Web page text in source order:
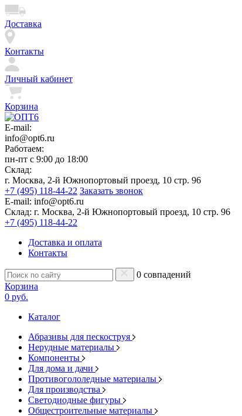
Доставка
Контакты
Личный кабинет
Корзина
E-mail:
info@opt6.ru
Работаем:
пн-пт с 9:00 до 18:00
Склад:
г. Москва, 2-й Южнопортовый проезд, 10 стр. 96
+7 (495) 118-44-22 Заказать звонок
E-mail: info@opt6.ru
Склад: г. Москва, 2-й Южнопортовый проезд, 10 стр. 96
+7 (495) 118-44-22
Доставка и оплата
Контакты
0 совпадений
Корзина
0 руб.
Каталог
Абразивы для пескоструя
Нерудные материалы
Компоненты
Для дома и дачи
Противогололедные материалы
Для производства
Светодиодные фигуры
Общестроительные материалы